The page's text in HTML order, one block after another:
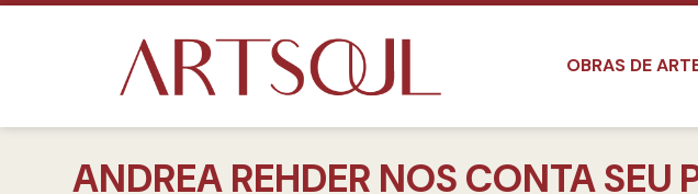
OBRAS DE
ANDREA REHDER NOS CONTA SEU